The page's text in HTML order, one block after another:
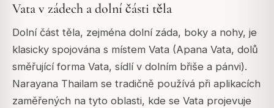
Vata v zádech a dolní části těla
Dolní část těla, zejména dolní záda, boky a nohy, je
klasicky spojována s místem Vata (Apana Vata, dolů
směřující forma Vata, sídlí v dolním břiše a pánvi).
Narayana Thailam se tradičně používá při aplikacích
zaměřených na tyto oblasti, kde se Vata projevuje